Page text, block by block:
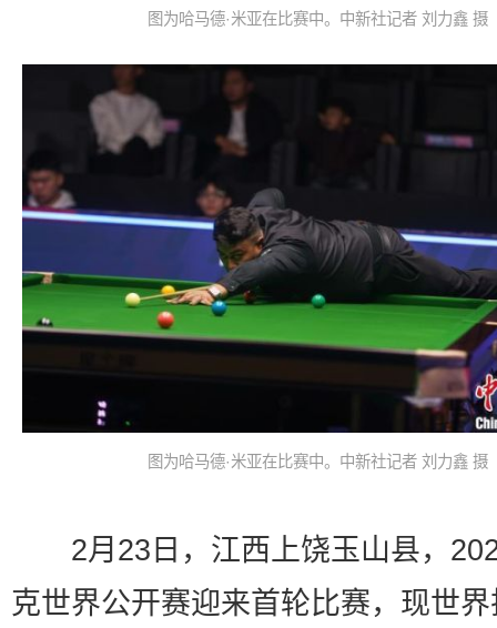
图为哈马德·米亚在比赛中。中新社记者 刘力鑫 摄
图为哈马德·米亚在比赛中。中新社记者 刘力鑫 摄
2月23日，江西上饶玉山县，
克世界公开赛迎来首轮比赛，现世